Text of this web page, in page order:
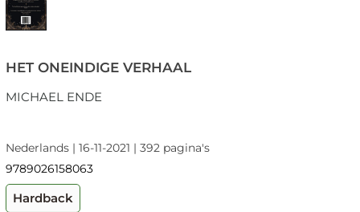
HET ONEINDIGE VERHAAL
MICHAEL ENDE
Nederlands | 16-11-2021 | 392 pagina's
9789026158063
Hardback